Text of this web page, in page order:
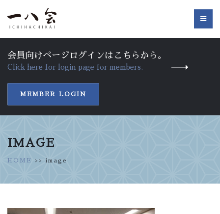
会員向けページログインはこちらから。
Click here for login page for members.
MEMBER LOGIN
IMAGE
HOME >> image